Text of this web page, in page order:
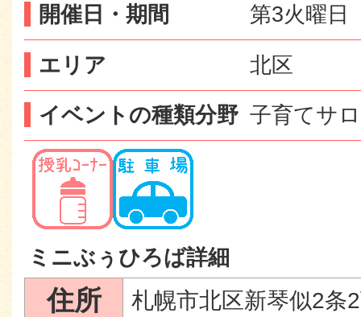
開催日・期間 第3火曜日
エリア 北区
イベントの種類分野 子育てサ
ミニぶぅひろば詳細
住所 札幌市北区新琴似2条